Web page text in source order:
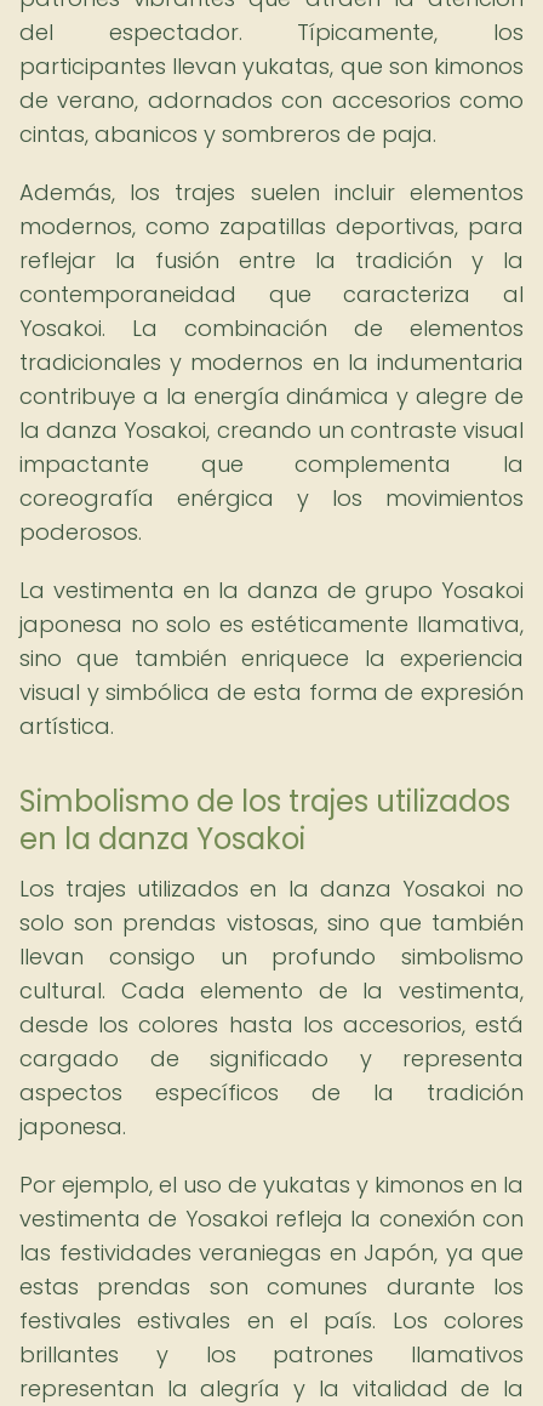
del espectador. Típicamente, los
participantes llevan yukatas, que son kimonos
de verano, adornados con accesorios como
cintas, abanicos y sombreros de paja.
Además, los trajes suelen incluir elementos
modernos, como zapatillas deportivas, para
reflejar la fusión entre la tradición y la
contemporaneidad que caracteriza al
Yosakoi. La combinación de elementos
tradicionales y modernos en la indumentaria
contribuye a la energía dinámica y alegre de
la danza Yosakoi, creando un contraste visual
impactante que complementa la
coreografía enérgica y los movimientos
poderosos.
La vestimenta en la danza de grupo Yosakoi
japonesa no solo es estéticamente llamativa,
sino que también enriquece la experiencia
visual y simbólica de esta forma de expresión
artística.
Simbolismo de los trajes utilizados
en la danza Yosakoi
Los trajes utilizados en la danza Yosakoi no
solo son prendas vistosas, sino que también
llevan consigo un profundo simbolismo
cultural. Cada elemento de la vestimenta,
desde los colores hasta los accesorios, está
cargado de significado y representa
aspectos específicos de la tradición
japonesa.
Por ejemplo, el uso de yukatas y kimonos en la
vestimenta de Yosakoi refleja la conexión con
las festividades veraniegas en Japón, ya que
estas prendas son comunes durante los
festivales estivales en el país. Los colores
brillantes y los patrones llamativos
representan la alegría y la vitalidad de la